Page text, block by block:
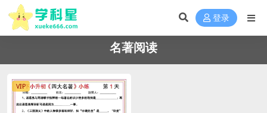
登录
名著阅读
VIP